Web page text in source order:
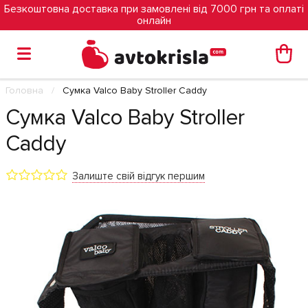
Безкоштовна доставка при замовлені від 7000 грн та оплаті
онлайн
Головна Cумка Valco Baby Stroller Caddy
Cумка Valco Baby Stroller
Caddy
Залиште свій відгук першим